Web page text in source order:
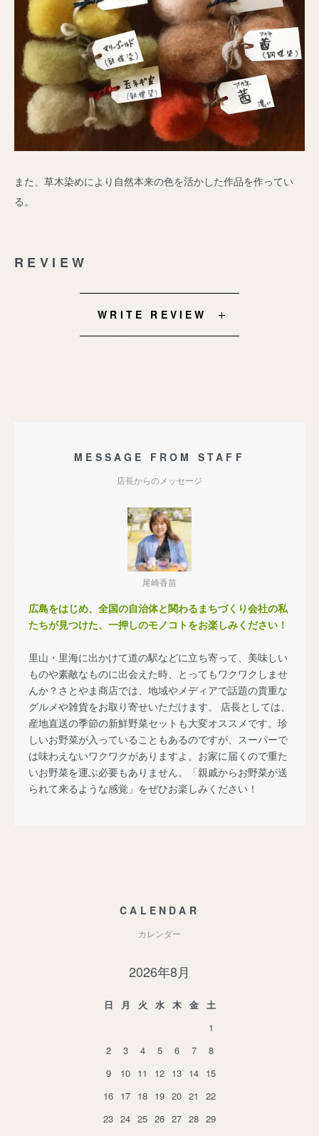
また、草木染めにより自然本来の色を活かした作品を作ってい
る。
REVIEW
WRITE REVIEW
MESSAGE FROM STAFF
店長からのメッセージ
尾崎香苗
広島をはじめ、全国の自治体と関わるまちづくり会社の私
たちが見つけた、一押しのモノコトをお楽しみください！
里山・里海に出かけて道の駅などに立ち寄って、美味しい
ものや素敵なものに出会えた時、とってもワクワクしませ
んか？さとやま商店では、地域やメディアで話題の貴重な
グルメや雑貨をお取り寄せいただけます。 店長としては、
産地直送の季節の新鮮野菜セットも大変オススメです。珍
しいお野菜が入っていることもあるのですが、スーパーで
は味わえないワクワクがありますよ。お家に届くので重た
いお野菜を運ぶ必要もありません。「親戚からお野菜が送
られて来るような感覚」をぜひお楽しみください！
CALENDAR
カレンダー
2026年8月
日 月 火 水 木 金
土
1
2
3 4 5 6 7
8
9
10 11 12 13 14 15
16 17 18 19 20 21
22
23 24 25 26 27 28 29